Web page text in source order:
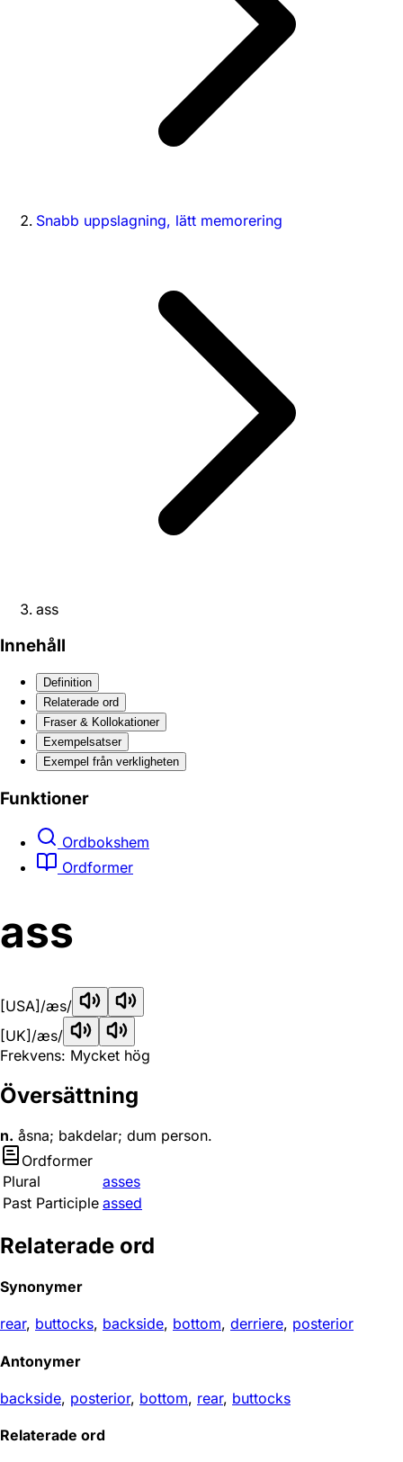
Snabb uppslagning, lätt memorering
ass
Innehåll
Definition
Relaterade ord
Fraser & Kollokationer
Exempelsatser
Exempel från verkligheten
Funktioner
Ordbokshem
Ordformer
ass
[USA] /æs/
[UK] /æs/
Frekvens: Mycket hög
Översättning
n. åsna; bakdelar; dum person.
Ordformer
Plural
asses
Past Participle assed
Relaterade ord
Synonymer
rear, buttocks, backside, bottom, derriere, posterior
Antonymer
backside, posterior, bottom, rear, buttocks
Relaterade ord